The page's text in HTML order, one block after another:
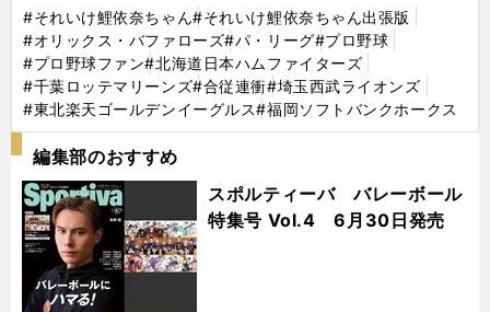
#それいけ鯉依奈ちゃん#それいけ鯉依奈ちゃん出張版
#オリックス・バファローズ#パ・リーグ#プロ野球
#プロ野球ファン#北海道日本ハムファイターズ
#千葉ロッテマリーンズ#合従連衝#埼玉西武ライオンズ
#東北楽天ゴールデンイーグルス#福岡ソフトバンクホークス
編集部のおすすめ
スポルティーバ バレーボール
特集号 Vol.4 6月30日発売